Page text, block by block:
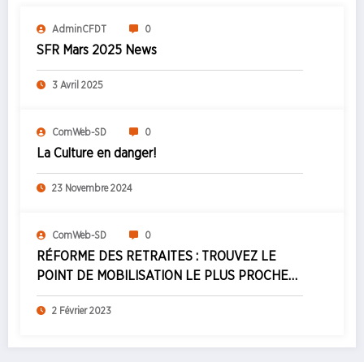
AdminCFDT 0
SFR Mars 2025 News
3 Avril 2025
ComWeb-SD 0
La Culture en danger!
23 Novembre 2024
ComWeb-SD 0
RÉFORME DES RETRAITES : TROUVEZ LE
POINT DE MOBILISATION LE PLUS PROCHE
DE CHEZ VOUS ! Mardi 7 et samedi 11 février
2023 :
2 Février 2023